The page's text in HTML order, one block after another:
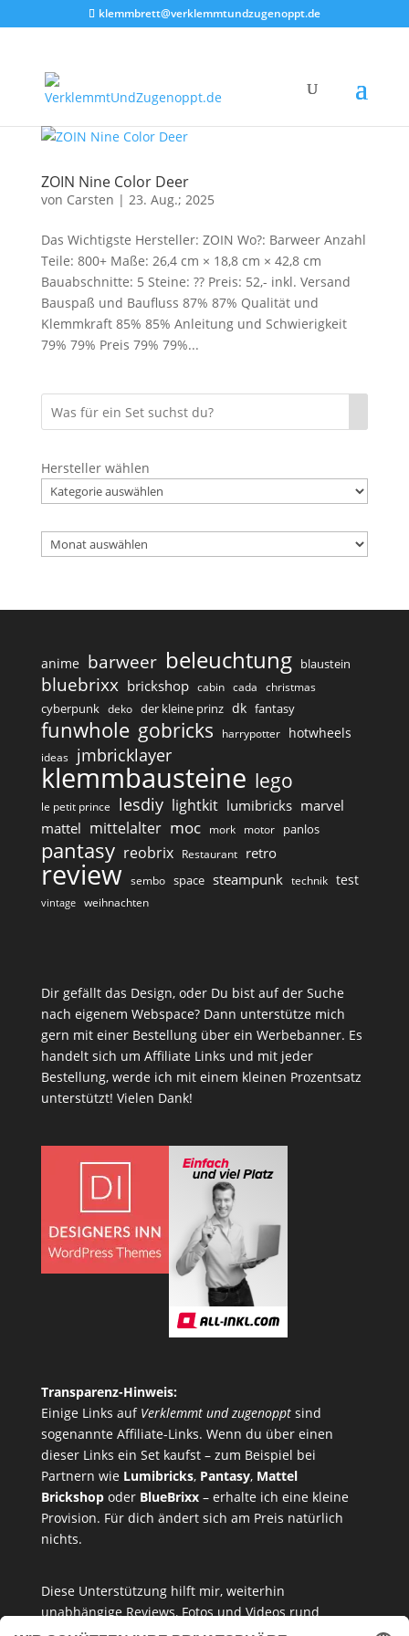
klemmbrett@verklemmtundzugenoppt.de
ZOIN Nine Color Deer
von Carsten | 23. Aug.; 2025
Das Wichtigste Hersteller: ZOIN Wo?: Barweer Anzahl
Teile: 800+ Maße: 26,4 cm × 18,8 cm × 42,8 cm
Bauabschnitte: 5 Steine: ?? Preis: 52,- inkl. Versand
Bauspaß und Baufluss 87% 87% Qualität und
Klemmkraft 85% 85% Anleitung und Schwierigkeit
79% 79% Preis 79% 79%...
Hersteller wählen
Archiv
anime barweer beleuchtung blaustein
bluebrixx brickshop cabin cada christmas
cyberpunk deko der kleine prinz dk fantasy
funwhole gobricks harrypotter hotwheels
ideas jmbricklayer
klemmbausteine lego
le petit prince lesdiy lightkit lumibricks marvel
mattel mittelalter moc mork motor panlos
pantasy reobrix Restaurant retro
review sembo space steampunk technik test
vintage weihnachten
Dir gefällt das Design, oder Du bist auf der Suche
nach eigenem Webspace? Dann unterstütze mich
gern mit einer Bestellung über ein Werbebanner. Es
handelt sich um Affiliate Links und mit jeder
Bestellung, werde ich mit einem kleinen Prozentsatz
unterstützt! Vielen Dank!
Transparenz-Hinweis:
Einige Links auf Verklemmt und zugenopptsind
sogenannte Affiliate-Links. Wenn du über einen
dieser Links ein Set kaufst – zum Beispiel bei
Partnern wie Lumibricks, Pantasy, Mattel
Brickshopoder BlueBrixx– erhalte ich eine kleine
Provision. Für dich ändert sich am Preis natürlich
nichts.
Diese Unterstützung hilft mir, weiterhin
unabhängige Reviews, Fotos und Videos rund